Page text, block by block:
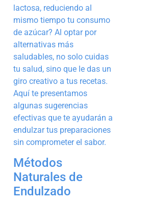
lactosa, reduciendo al
mismo tiempo tu consumo
de azúcar? Al optar por
alternativas más
saludables, no solo cuidas
tu salud, sino que le das un
giro creativo a tus recetas.
Aquí te presentamos
algunas sugerencias
efectivas que te ayudarán a
endulzar tus preparaciones
sin comprometer el sabor.
Métodos
Naturales de
Endulzado